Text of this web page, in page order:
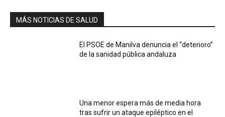
MÁS NOTICIAS DE SALUD
El PSOE de Manilva denuncia el “deterioro”
de la sanidad pública andaluza
Una menor espera más de media hora
tras sufrir un ataque epiléptico en el